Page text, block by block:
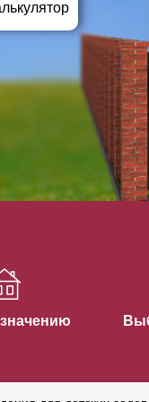
ВЫБОР
Заборы
Готовые